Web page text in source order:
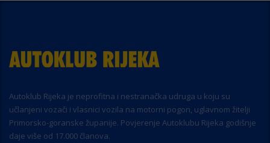
Autoklub Rijeka je neprofitna i nestranačka udruga u koju su
učlanjeni vozači i vlasnici vozila na motorni pogon, uglavnom žitelji
Primorsko-goranske županije. Povjerenje Autoklubu Rijeka godišnje
daje više od 17.000 članova.